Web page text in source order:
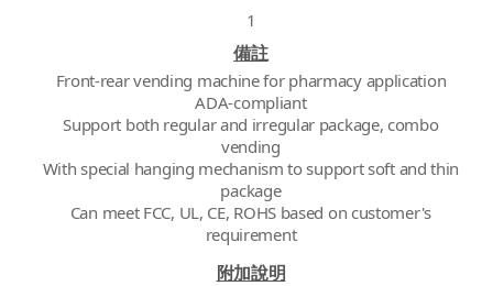
1
備註
Front-rear vending machine for pharmacy application
ADA-compliant
Support both regular and irregular package, combo
vending
With special hanging mechanism to support soft and thin
package
Can meet FCC, UL, CE, ROHS based on customer's
requirement
附加說明